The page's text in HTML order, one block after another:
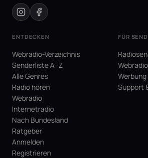
ENTDECKEN
Webradio-Verzeichnis
Senderliste A–Z
Alle Genres
Radio hören
Webradio
Internetradio
Nach Bundesland
Ratgeber
Anmelden
Registrieren
FÜR
Support